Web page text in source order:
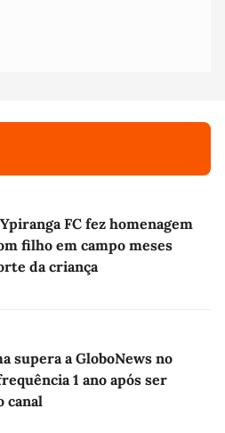
FC fez homenagem
filho em campo meses
da criança
supera a GloboNews no
1 ano após ser
canal